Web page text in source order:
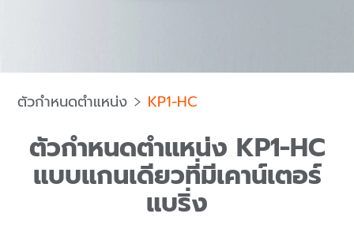
ตัวกำหนดตำแหน่ง KP1-HC
ตัวกำหนดตำแหน่ง KP1-HC
แบบแกนเดียวที่มีเคาน์เตอร์
แบริ่ง